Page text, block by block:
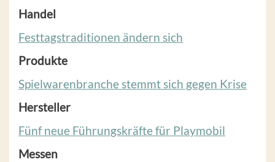
Handel
Festtagstraditionen ändern sich
Produkte
Spielwarenbranche stemmt sich gegen Krise
Hersteller
Fünf neue Führungskräfte für Playmobil
Messen